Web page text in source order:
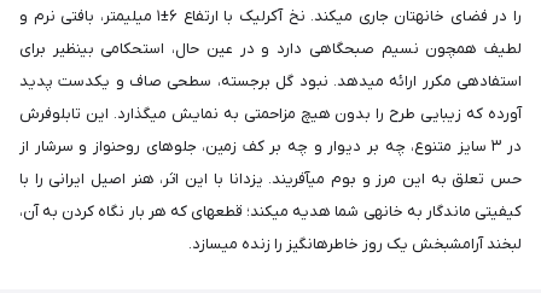
را در فضای خانهتان جاری میکند. نخ آکرلیک با ارتفاع ۶±۱ میلیمتر، بافتی نرم و
لطیف همچون نسیم صبحگاهی دارد و در عین حال، استحکامی بینظیر برای
استفادهی مکرر ارائه میدهد. نبود گل برجسته، سطحی صاف و یکدست پدید
آورده که زیبایی طرح را بدون هیچ مزاحمتی به نمایش میگذارد. این تابلوفرش
در ۳ سایز متنوع، چه بر دیوار و چه بر کف زمین، جلوهای روحنواز و سرشار از
حس تعلق به این مرز و بوم میآفریند. یزدانا با این اثر، هنر اصیل ایرانی را با
کیفیتی ماندگار به خانهی شما هدیه میکند؛ قطعهای که هر بار نگاه کردن به آن،
لبخند آرامشبخش یک روز خاطرهانگیز را زنده میسازد.